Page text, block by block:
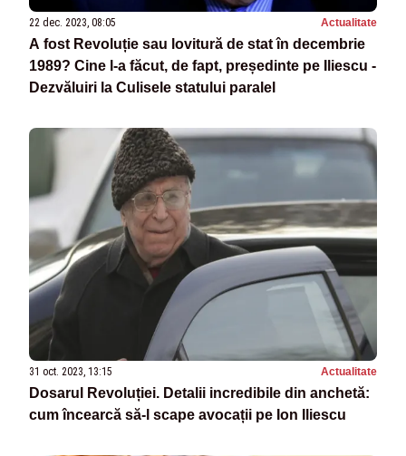
22 dec. 2023, 08:05 Actualitate
A fost Revoluție sau lovitură de stat în decembrie
1989? Cine l-a făcut, de fapt, președinte pe Iliescu -
Dezvăluiri la Culisele statului paralel
31 oct. 2023, 13:15 Actualitate
Dosarul Revoluției. Detalii incredibile din anchetă:
cum încearcă să-l scape avocații pe Ion Iliescu